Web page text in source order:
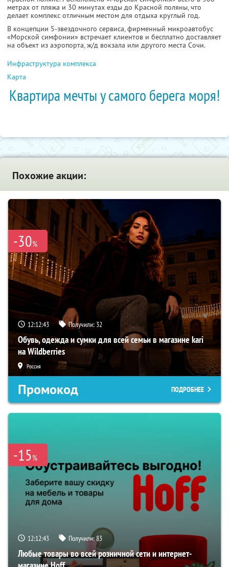
метрах от пляжа и 30 минутах езды до Красной поляны, что
делает комплекс отличным местом для отдыха круглый год.
В концепции 5-звездочного сервиса, фирменный микроавтобус
«Морской симфонии» встречает клиентов и бесплатно доставляет
на объект из аэропорта, ж/д вокзала или другого места Сочи.
Инфраструктура комплекса
Карта
Квартира мечты у самого берега моря!
Похожие акции:
-30%
12:12:42 Получили: 32
Обувь, одежда и сумки для всей семьи в магазине kari
на Wildberries
Россия
Промокод ПОДРОБНЕЕ
-15%
12:12:42 Получили:83
Любые товары во всей розничной сети и интернет-